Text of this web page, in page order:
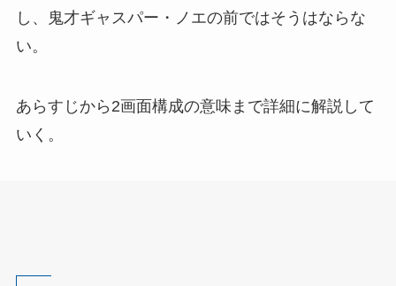
し、鬼才ギャスパー・ノエの前ではそうはならな
い。
あらすじから2画面構成の意味まで詳細に解説して
いく。